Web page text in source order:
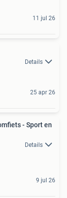
11 jul 26
Details
25 apr 26
- Sport en
Details
9 jul 26